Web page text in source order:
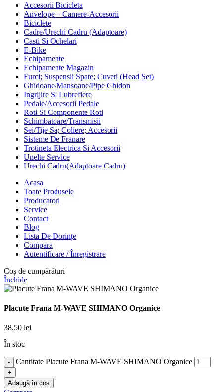
Accesorii Bicicleta
Anvelope – Camere-Accesorii
Biciclete
Cadre/Urechi Cadru (Adaptoare)
Casti Si Ochelari
E-Bike
Echipamente
Echipamente Magazin
Furci; Suspensii Spate; Cuveti (Head Set)
Ghidoane/Mansoane/Pipe Ghidon
Ingrijire Si Lubrefiere
Pedale/Accesorii Pedale
Roti Si Componente Roti
Schimbatoare/Transmisii
Sei/Tije Sa; Coliere; Accesorii
Sisteme De Franare
Trotineta Electrica Si Accesorii
Unelte Service
Urechi Cadru(Adaptoare Cadru)
Acasa
Toate Produsele
Producatori
Service
Contact
Blog
Lista De Dorințe
Compara
Autentificare / Înregistrare
Coș de cumpărături
Închide
Placute Frana M-WAVE SHIMANO Organice
38,50 lei
În stoc
Cantitate Placute Frana M-WAVE SHIMANO Organice
Adaugă în coș